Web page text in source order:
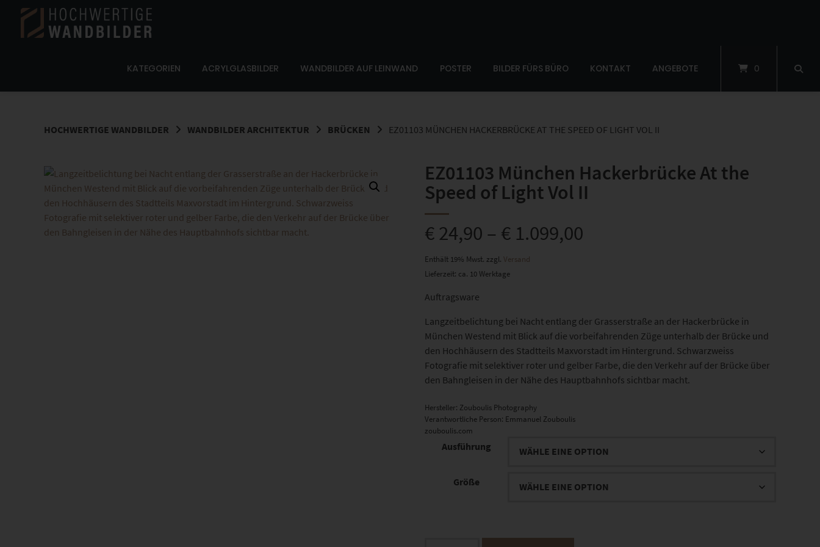
Springe
Inhalt
KATEGORIEN ACRYLGLASBILDER WANDBILDER AUF LEINWAND POSTER BILDER FÜRS BÜRO KONTAKT ANGEBOTE 0
HOCHWERTIGE WANDBILDER WANDBILDER ARCHITEKTUR BRÜCKEN EZ01103 MÜNCHEN HACKERBRÜCKE AT THE SPEED OF LIGHT VOL II
EZ01103 München Hackerbrücke At the
Speed of Light Vol II
€24,90 – € 1.099,00
Enthält 19% Mwst. zzgl. Versand
Lieferzeit: ca. 10 Werktage
Auftragsware
Langzeitbelichtung bei Nacht entlang der Grasserstraße an der Hackerbrücke in
München Westend mit Blick auf die vorbeifahrenden Züge unterhalb der Brücke und
den Hochhäusern des Stadtteils Maxvorstadt im Hintergrund. Schwarzweiss
Fotografie mit selektiver roter und gelber Farbe, die den Verkehr auf der Brücke über
den Bahngleisen in der Nähe des Hauptbahnhofs sichtbar macht.
Hersteller: Zouboulis Photography
Verantwortliche Person: Emmanuel Zouboulis
zouboulis.com
Ausführung
Größe